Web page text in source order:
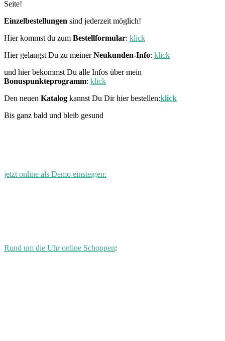
Seite!
Einzelbestellungen sind jederzeit möglich!
Hier kommst du zum Bestellformular: klick
Hier gelangst Du zu meinerNeukunden-Info: klick
und hier bekommst Du alle Infos über mein
Bonuspunkteprogramm: klick
Den neuen Katalog kannst Du Dir hier bestellen:klick
Bis ganz bald und bleib gesund
jetzt online als Demo einsteigen:
Rund um die Uhr online Schoppen: